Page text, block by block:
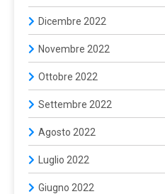
Dicembre 2022
Novembre 2022
Ottobre 2022
Settembre 2022
Agosto 2022
Luglio 2022
Giugno 2022